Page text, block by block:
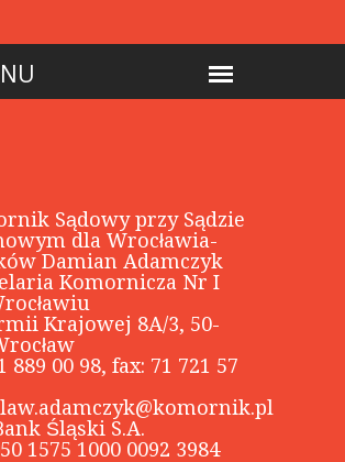
Sądowy przy Sądzie
dla Wrocławia-
Damian Adamczyk
Komornicza Nr I
Krajowej 8A/3, 50-
889 00 98, fax: 71 721 57
Śląski S.A.
1575 1000 0092 3984